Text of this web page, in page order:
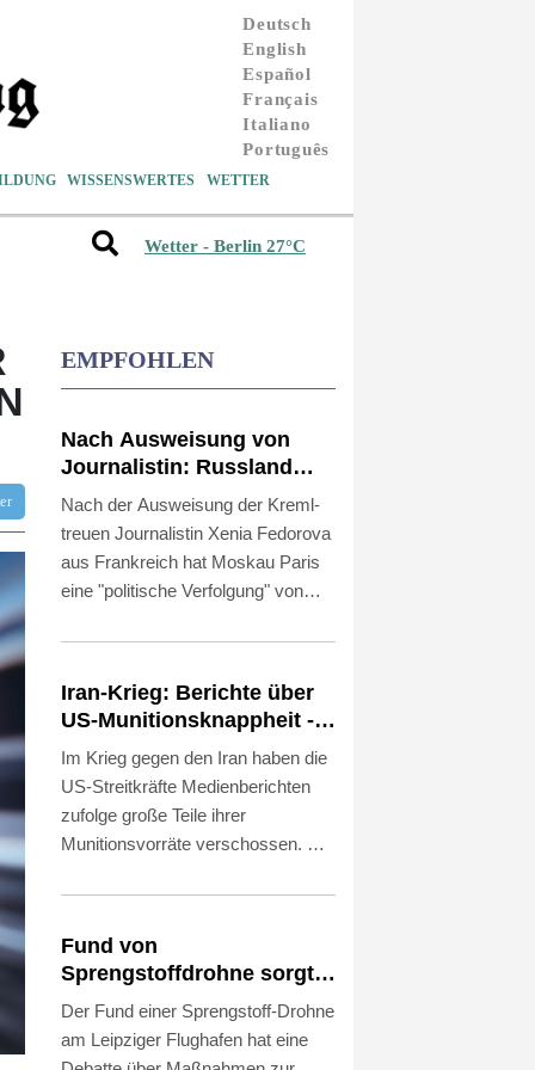
Deutsch
English
Español
Français
Italiano
Português
WISSENSWERTES WETTER
Wetter - Berlin 27°C
EMPFOHLEN
Nach Ausweisung von
Journalistin: Russland
wirft Frankreich
"politische Verfolgung"
Nach der Ausweisung der Kreml-
treuen Journalistin Xenia Fedorova
aus Frankreich hat Moskau Paris
eine "politische Verfolgung" von
"Jede abweichende Meinung wird
bezeichnet, worauf Versuche
folgen, Journalisten und ganze
Medien zu vertreiben", sagte der
stellvertretende Sprecher des
russischen Außenministeriums,
Alexej Fadejew, am Donnerstag.
offiziellen Linie entsprechen".
Iran-Krieg: Berichte über
US-Munitionsknappheit -
Pakistan will neue
Gespräche
Im Krieg gegen den Iran haben die
US-Streitkräfte Medienberichten
zufolge große Teile ihrer
Munitionsvorräte verschossen. Ein
Präsident Donald Trump von
schrieb etwa die "Washington
Post". Trump wies die Berichte am
Donnerstag zurück und drohte den
Journalisten mit langen Haftstrafen.
Fund von
Sprengstoffdrohne sorgt
für Debatte über
Luftsicherheit
Der Fund einer Sprengstoff-Drohne
am Leipziger Flughafen hat eine